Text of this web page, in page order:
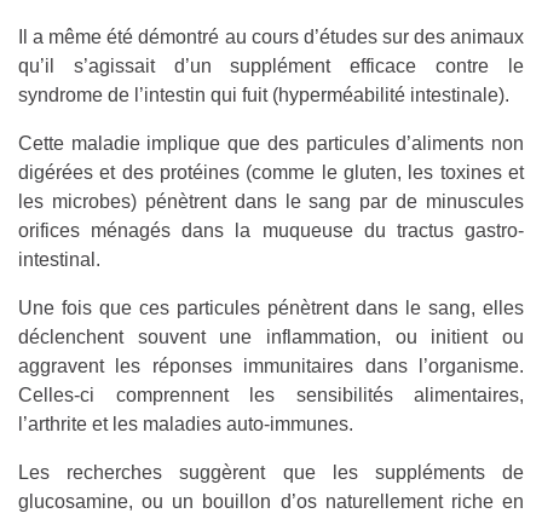
Il a même été démontré au cours d’études sur des animaux
qu’il s’agissait d’un supplément efficace contre le
syndrome de l’intestin qui fuit (hyperméabilité intestinale).
Cette maladie implique que des particules d’aliments non
digérées et des protéines (comme le gluten, les toxines et
les microbes) pénètrent dans le sang par de minuscules
orifices ménagés dans la muqueuse du tractus gastro-
intestinal.
Une fois que ces particules pénètrent dans le sang, elles
déclenchent souvent une inflammation, ou initient ou
aggravent les réponses immunitaires dans l’organisme.
Celles-ci comprennent les sensibilités alimentaires,
l’arthrite et les maladies auto-immunes.
Les recherches suggèrent que les suppléments de
glucosamine, ou un bouillon d’os naturellement riche en